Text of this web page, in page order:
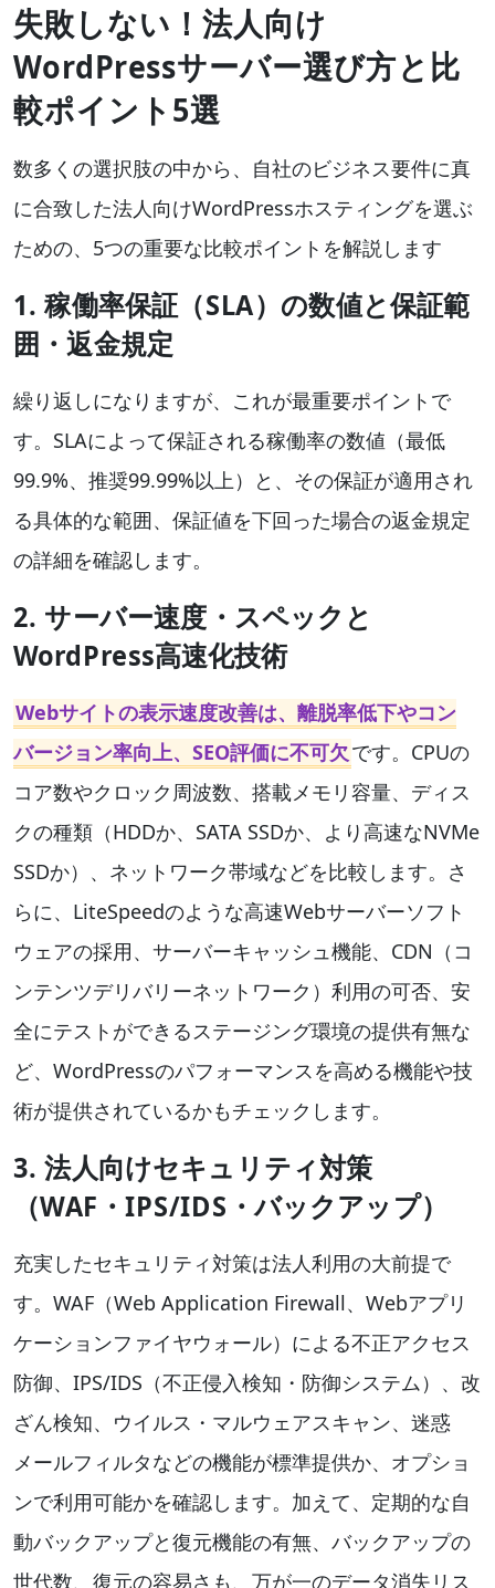
失敗しない！法人向け
WordPressサーバー選び方と比
較ポイント5選
数多くの選択肢の中から、自社のビジネス要件に真
に合致した法人向けWordPressホスティングを選ぶ
ための、5つの重要な比較ポイントを解説します
1. 稼働率保証（SLA）の数値と保証範
囲・返金規定
繰り返しになりますが、これが最重要ポイントで
す。SLAによって保証される稼働率の数値（最低
99.9%、推奨99.99%以上）と、その保証が適用され
る具体的な範囲、保証値を下回った場合の返金規定
の詳細を確認します。
2. サーバー速度・スペックと
WordPress高速化技術
Webサイトの表示速度改善は、離脱率低下やコン
バージョン率向上、SEO評価に不可欠です。CPUの
コア数やクロック周波数、搭載メモリ容量、ディス
クの種類（HDDか、SATA SSDか、より高速なNVMe
SSDか）、ネットワーク帯域などを比較します。さ
らに、LiteSpeedのような高速Webサーバーソフト
ウェアの採用、サーバーキャッシュ機能、CDN（コ
ンテンツデリバリーネットワーク）利用の可否、安
全にテストができるステージング環境の提供有無な
ど、WordPressのパフォーマンスを高める機能や技
術が提供されているかもチェックします。
3. 法人向けセキュリティ対策
（WAF・IPS/IDS・バックアップ）
充実したセキュリティ対策は法人利用の大前提で
す。WAF（Web Application Firewall、Webアプリ
ケーションファイヤウォール）による不正アクセス
防御、IPS/IDS（不正侵入検知・防御システム）、改
ざん検知、ウイルス・マルウェアスキャン、迷惑
メールフィルタなどの機能が標準提供か、オプショ
ンで利用可能かを確認します。加えて、定期的な自
動バックアップと復元機能の有無、バックアップの
世代数、復元の容易さも、万が一のデータ消失リス